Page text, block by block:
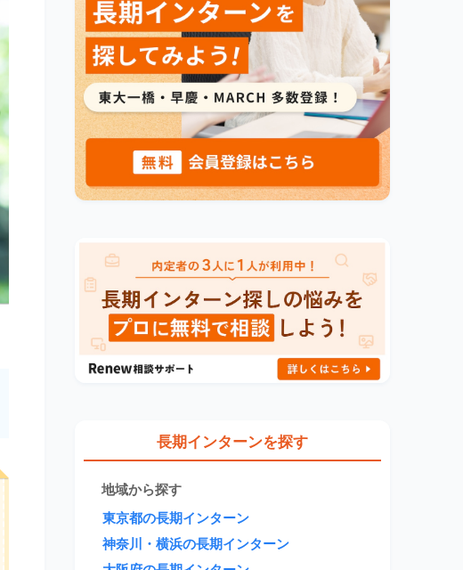
長期インターンを探す
地域から探す
東京都の長期インターン
神奈川・横浜の長期インターン